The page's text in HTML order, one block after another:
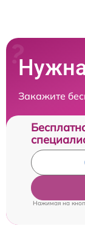
Закажите
Нажимая на